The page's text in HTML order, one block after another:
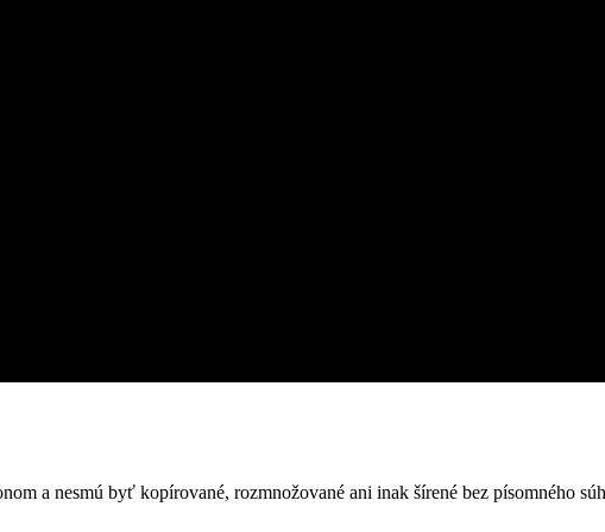
a nesmú byť kopírované, rozmnožované ani inak šírené bez písomného